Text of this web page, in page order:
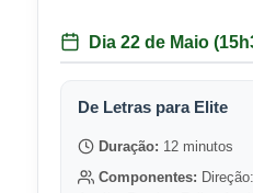
Dia 22 de Maio
De Letras para Elite
Duração: 12 minutos
Componentes: